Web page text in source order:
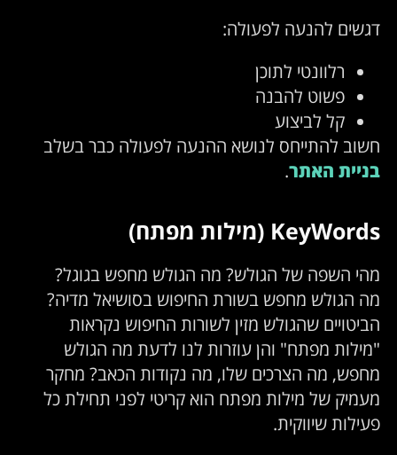
דגשים להנעה לפעולה:
רלוונטי לתוכן
פשוט להבנה
קל לביצוע
חשוב להתייחס לנושא ההנעה לפעולה כבר בשלב
בניית האתר.
KeyWords (מילות מפתח)
מהי השפה של הגולש? מה הגולש מחפש בגוגל?
מה הגולש מחפש בשורת החיפוש בסושיאל מדיה?
הביטויים שהגולש מזין לשורות החיפוש נקראות
"מילות מפתח" והן עוזרות לנו לדעת מה הגולש
מחפש, מה הצרכים שלו, מה נקודות הכאב? מחקר
מעמיק של מילות מפתח הוא קריטי לפני תחילת כל
פעילות שיווקית.